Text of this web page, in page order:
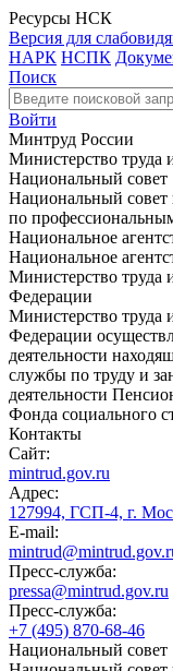
Ресурсы НСК
Версия для
НАРК НСПК
Поиск
Войти
Минтруд России
Министерство
Национальный совет
Национальный
по
Национальное
Национальное
Министерство труда
Федерации
Министерство труда
Федерации
деятельности
службы по труду и
деятельности
Фонда социального
Контакты
Сайт:
mintrud.gov.ru
Адрес:
127994, ГСП-4, г.
E-mail:
Пресс-служба:
pressa@mintrud.gov.ru
Пресс-служба:
+7 (495) 870-68-46
Национальный совет